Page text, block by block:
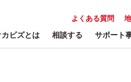
よくある質問
カビズとは 相談する サポート